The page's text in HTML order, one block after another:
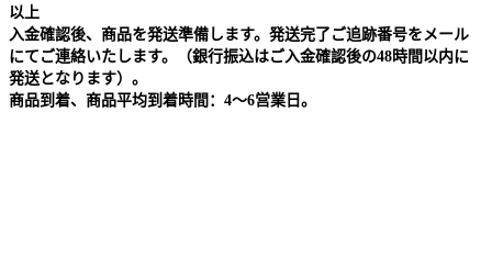
以上
入金確認後、商品を発送準備します。発送完了ご追跡番号をメール
にてご連絡いたします。（銀行振込はご入金確認後の48時間以内に
発送となります）。
商品到着、商品平均到着時間：4～6営業日。